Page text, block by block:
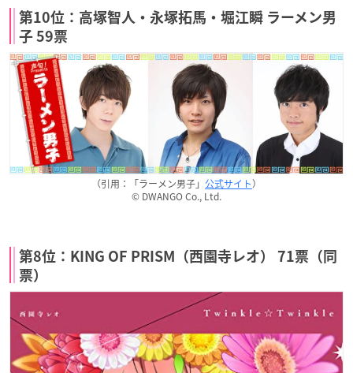
第10位：高塚智人・永塚拓馬・堀江瞬 ラーメン男
子 59票
（引用：「ラーメン男子」 公式サイト）
© DWANGO Co., Ltd.
第8位：KING OF PRISM（西園寺レオ） 71票（同
票）